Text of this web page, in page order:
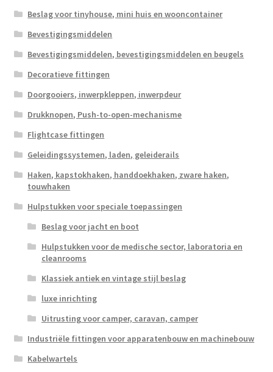
Beslag voor tinyhouse, mini huis en wooncontainer
Bevestigingsmiddelen
Bevestigingsmiddelen, bevestigingsmiddelen en beugels
Decoratieve fittingen
Doorgooiers, inwerpkleppen, inwerpdeur
Drukknopen, Push-to-open-mechanisme
Flightcase fittingen
Geleidingssystemen, laden, geleiderails
Haken, kapstokhaken, handdoekhaken, zware haken,
touwhaken
Hulpstukken voor speciale toepassingen
Beslag voor jacht en boot
Hulpstukken voor de medische sector, laboratoria en
cleanrooms
Klassiek antiek en vintage stijl beslag
luxe inrichting
Uitrusting voor camper, caravan, camper
Industriële fittingen voor apparatenbouw en machinebouw
Kabelwartels